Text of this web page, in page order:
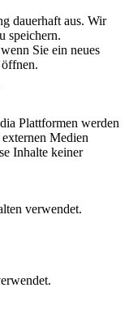
dauerhaft aus. Wir
speichern.
Sie ein neues
Plattformen werden
Medien
Inhalte keiner
verwendet.